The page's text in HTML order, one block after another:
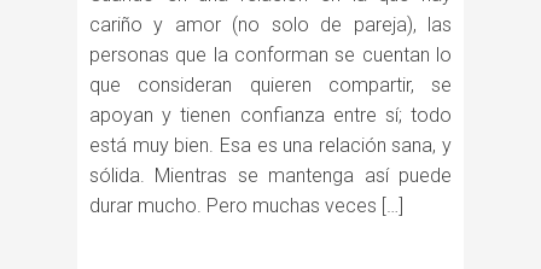
cariño y amor (no solo de pareja), las
personas que la conforman se cuentan lo
que consideran quieren compartir, se
apoyan y tienen confianza entre sí; todo
está muy bien. Esa es una relación sana, y
sólida. Mientras se mantenga así puede
durar mucho. Pero muchas veces […]